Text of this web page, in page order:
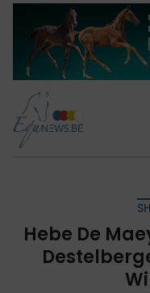
Hebe De